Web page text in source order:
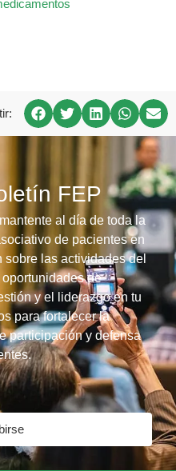
FEP
al día de toda la
de pacientes en
las actividades del
de
y el liderazgo en tu
para fortalecer la
participación y defensa